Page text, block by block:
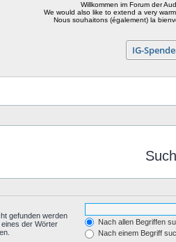
Willkommen im Forum der
We would also like to extend a very
Nous souhaitons (également) la
IG-
gefunden werden
der Wörter
Nach allen Begriffen
Nach einem Begriff